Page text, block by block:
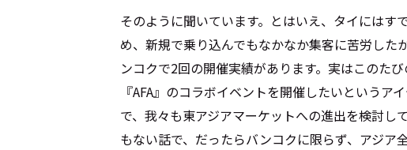
そのように聞いています。とはいえ、タイにはす
め、新規で乗り込んでもなかなか集客に苦労した
ンコクで2回の開催実績があります。実はこのた
『AFA』のコラボイベントを開催したいというア
で、我々も東アジアマーケットへの進出を検討し
もない話で、だったらバンコクに限らず、アジア